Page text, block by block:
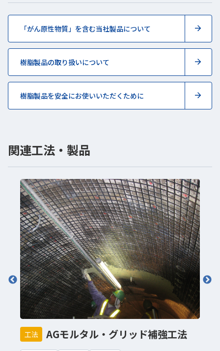
「がん原性物質」を含む当社製品について
樹脂製品の取り扱いについて
樹脂製品を安全にお使いいただくために
関連工法・製品
工法 AGモルタル・グリッド補強工法